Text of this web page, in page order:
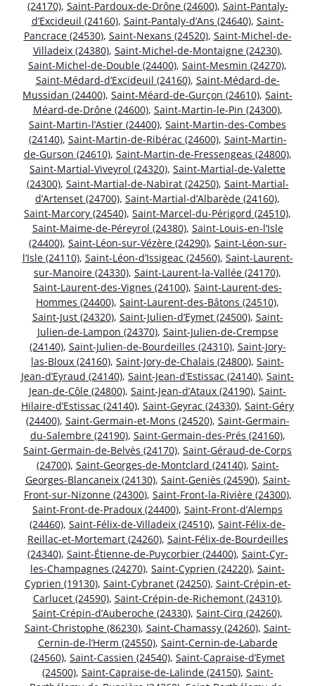
(24170), Saint-Pardoux-de-Drône (24600), Saint-Pantaly-
d’Excideuil (24160), Saint-Pantaly-d’Ans (24640), Saint-
Pancrace (24530), Saint-Nexans (24520), Saint-Michel-de-
Villadeix (24380), Saint-Michel-de-Montaigne (24230),
Saint-Michel-de-Double (24400), Saint-Mesmin (24270),
Saint-Médard-d’Excideuil (24160), Saint-Médard-de-
Mussidan (24400), Saint-Méard-de-Gurçon (24610), Saint-
Méard-de-Drône (24600), Saint-Martin-le-Pin (24300),
Saint-Martin-l’Astier (24400), Saint-Martin-des-Combes
(24140), Saint-Martin-de-Ribérac (24600), Saint-Martin-
de-Gurson (24610), Saint-Martin-de-Fressengeas (24800),
Saint-Martial-Viveyrol (24320), Saint-Martial-de-Valette
(24300), Saint-Martial-de-Nabirat (24250), Saint-Martial-
d’Artenset (24700), Saint-Martial-d’Albarède (24160),
Saint-Marcory (24540), Saint-Marcel-du-Périgord (24510),
Saint-Maime-de-Péreyrol (24380), Saint-Louis-en-l’Isle
(24400), Saint-Léon-sur-Vézère (24290), Saint-Léon-sur-
l’Isle (24110), Saint-Léon-d’Issigeac (24560), Saint-Laurent-
sur-Manoire (24330), Saint-Laurent-la-Vallée (24170),
Saint-Laurent-des-Vignes (24100), Saint-Laurent-des-
Hommes (24400), Saint-Laurent-des-Bâtons (24510),
Saint-Just (24320), Saint-Julien-d’Eymet (24500), Saint-
Julien-de-Lampon (24370), Saint-Julien-de-Crempse
(24140), Saint-Julien-de-Bourdeilles (24310), Saint-Jory-
las-Bloux (24160), Saint-Jory-de-Chalais (24800), Saint-
Jean-d’Eyraud (24140), Saint-Jean-d’Estissac (24140), Saint-
Jean-de-Côle (24800), Saint-Jean-d’Ataux (24190), Saint-
Hilaire-d’Estissac (24140), Saint-Geyrac (24330), Saint-Géry
(24400), Saint-Germain-et-Mons (24520), Saint-Germain-
du-Salembre (24190), Saint-Germain-des-Prés (24160),
Saint-Germain-de-Belvès (24170), Saint-Géraud-de-Corps
(24700), Saint-Georges-de-Montclard (24140), Saint-
Georges-Blancaneix (24130), Saint-Geniès (24590), Saint-
Front-sur-Nizonne (24300), Saint-Front-la-Rivière (24300),
Saint-Front-de-Pradoux (24400), Saint-Front-d’Alemps
(24460), Saint-Félix-de-Villadeix (24510), Saint-Félix-de-
Reillac-et-Mortemart (24260), Saint-Félix-de-Bourdeilles
(24340), Saint-Étienne-de-Puycorbier (24400), Saint-Cyr-
les-Champagnes (24270), Saint-Cyprien (24220), Saint-
Cyprien (19130), Saint-Cybranet (24250), Saint-Crépin-et-
Carlucet (24590), Saint-Crépin-de-Richemont (24310),
Saint-Crépin-d’Auberoche (24330), Saint-Cirq (24260),
Saint-Christophe (86230), Saint-Chamassy (24260), Saint-
Cernin-de-l’Herm (24550), Saint-Cernin-de-Labarde
(24560), Saint-Cassien (24540), Saint-Capraise-d’Eymet
(24500), Saint-Capraise-de-Lalinde (24150), Saint-